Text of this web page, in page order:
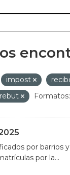
impost
rebut Formatos:
por barrios
por la...